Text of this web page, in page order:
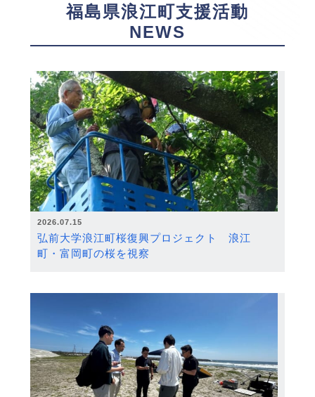
福島県浪江町支援活動
NEWS
2026.07.15
弘前大学浪江町桜復興プロジェクト 浪江
町・富岡町の桜を視察